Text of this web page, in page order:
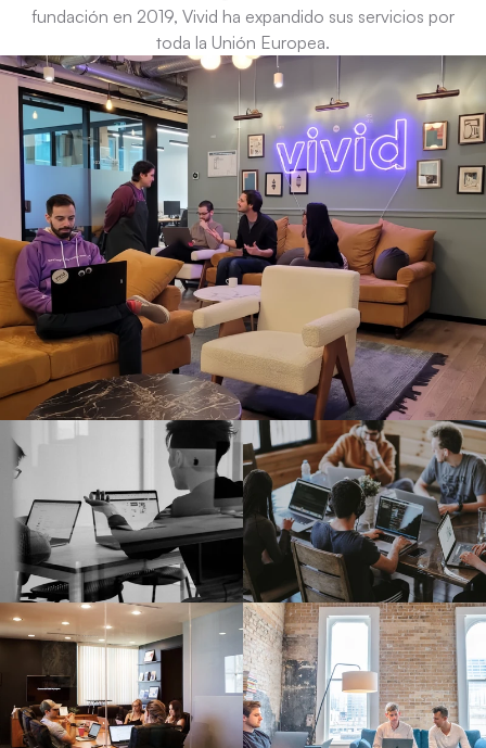
fundación en 2019, Vivid ha expandido sus servicios por
toda la Unión Europea.